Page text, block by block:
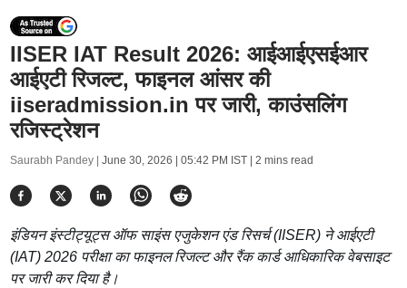
IISER IAT Result 2026: आईआईएसईआर
आईएटी रिजल्ट, फाइनल आंसर की
iiseradmission.in पर जारी, काउंसलिंग
रजिस्ट्रेशन
Saurabh Pandey | June 30, 2026 | 05:42 PM IST| 2 mins read
इंडियन इंस्टीट्यूट्स ऑफ साइंस एजुकेशन एंड रिसर्च (IISER) ने आईएटी
(IAT) 2026 परीक्षा का फाइनल रिजल्ट और रैंक कार्ड आधिकारिक वेबसाइट
पर जारी कर दिया है।